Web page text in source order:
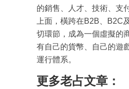
的銷售、人才、技術、支
上面，橫跨在B2B、B2C
切環節，成為一個虛擬的
有自己的貨幣、自己的遊
運行體系。
更多老占文章：